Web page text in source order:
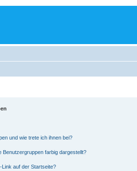
und wie trete ich ihnen bei?
Benutzergruppen farbig dargestellt?
Link auf der Startseite?